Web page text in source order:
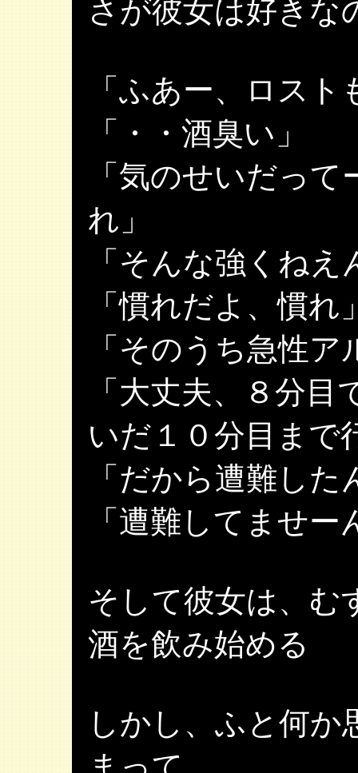
さが彼女は好きな
「ふあー、ロス
「・・酒臭い」
「気のせいだっ
れ」
「そんな強くね
「慣れだよ、慣れ
「そのうち急性
「大丈夫、８分
いだ１０分目まで
「だから遭難した
「遭難してませー
そして彼女は、む
酒を飲み始める
しかし、ふと何か